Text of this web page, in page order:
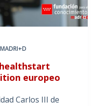
europeo
Carlos III de